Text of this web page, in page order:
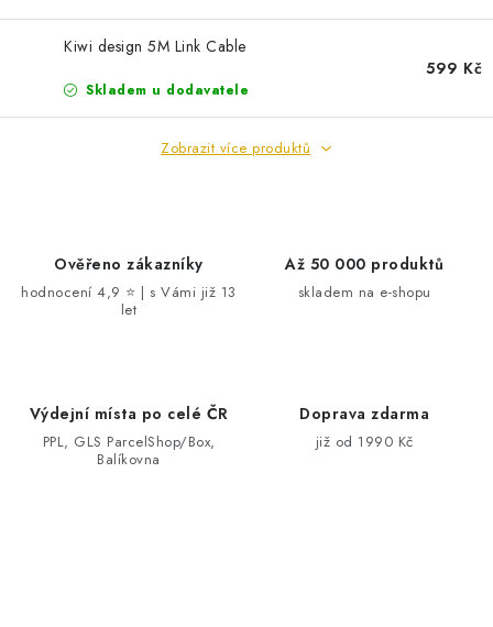
Kiwi design 5M Link Cable
Skladem u dodavatele
599 Kč
Zobrazit více produktů
p
k
Ověřeno zákazníky
hodnocení 4,9 ⭐ | s Vámi již 13
let
Až 50 000 produktů
skladem na e-shopu
Výdejní místa po celé ČR
PPL, GLS ParcelShop/Box,
Balíkovna
Doprava zdarma
již od 1990 Kč